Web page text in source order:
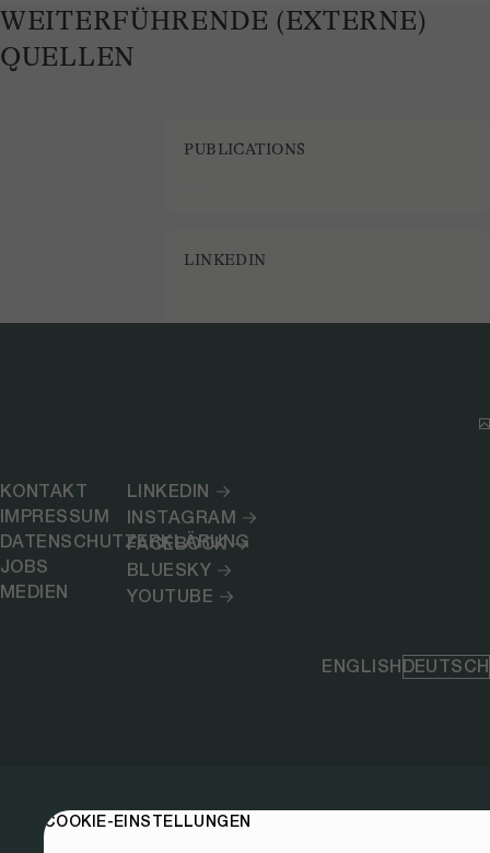
WEITERFÜHRENDE (EXTERNE)
QUELLEN
PUBLICATIONS
LINKEDIN
KONTAKT
IMPRESSUM
DATENSCHUTZERKLÄRUNG
JOBS
MEDIEN
LINKEDIN
INSTAGRAM
FACEBOOK
BLUESKY
YOUTUBE
ENGLISHDEUTSCH
COOKIE-EINSTELLUNGEN